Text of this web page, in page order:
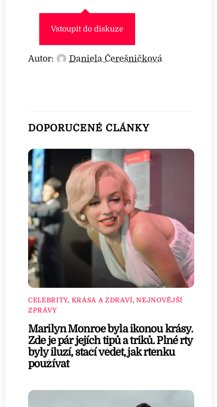
Vstoupit do diskuze
Autor: Daniela Čerešničková
DOPORUČENÉ ČLÁNKY
CELEBRITY, KRÁSA A ZDRAVÍ,NEJNOVĚJŠÍ
ZPRÁVY
Marilyn Monroe byla ikonou krásy.
Zde je pár jejích tipů a triků. Plné rty
byly iluzí, stačí vědět, jak rtěnku
používat